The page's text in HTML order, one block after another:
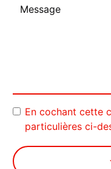
En cochant cette
particulières ci-